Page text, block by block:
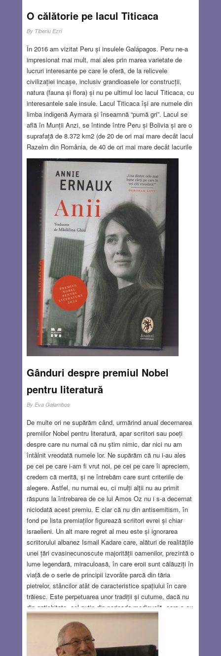
O călătorie pe lacul Titicaca
By Tiberiu Ezri
În 2016 am vizitat Peru și insulele Galápagos. Peru ne-a
impresionat mai mult, mai ales prin marea varietate de
lucruri interesante pe care le oferă, de la relicvele
civilizației incașe, inclusiv grandioasele lor construcții,
natura (fauna și flora) și nu pe ultimul loc lacul Titicaca, cu
interesantele sale insule. Lacul Titicaca își are numele din
limba indigenă Aymara și înseamnă “pumă gri”. Lacul se
află în Munții Anzi, se întinde între Peru și Bolivia și are o
suprafață de 8.372 km2 (de 20 de ori mai mare decât lacul
Razelm din România, de 40 de ori mai mare decât lacurile
Garda, Como, Maggiore din Italia și de 50 de ori mai mare
decât Marea Galileei. Are o adâncime maximă de 218 m și
se află la o altitudine de 3.812 metri. Titicaca este cel mai
înalt lac navigabil din lume. El are 41 de insule, unele
dintre ele locuite. La acestea se mai adaugă și un număr
de insule plutitoare, construite artificial. Am vizitat și noi
două dintre ele. Am ajuns în orașul Puno, de unde urma
să luăm vaporul. Înălțimea de peste 3.800 m nu ne mai
deranja, fiindcă eram deja după o săptămână de
aclimatizare în Peru. La Puno temperatura este constantă
tot timpul anului, în jur de 10-15oC și bat vânturi puternice.
Read more…
OCT 17, 2024 16 COMMENTS
Gânduri despre premiul Nobel
pentru literatură
By Eva Galambos
De multe ori ne supărăm când, urmărind anual decernarea
premiilor Nobel pentru literatură, apar scriitori sau poeți
despre care nu numai că nu știm nimic, dar nici nu am
întâlnit vreodată numele lor. Ne supărăm că nu i-au ales
pe cei pe care i-am fi vrut noi, pe cei pe care îi apreciem,
credem că merită, și ne întrebăm care sunt criteriile de
alegere. Astfel, nu numai eu, ci mulți alții nu au primit
răspuns la întrebarea de ce lui Amos Oz nu i s-a decernat
niciodată acest premiu. E clar că nu din antisemitism, în
fond pe lista premiaților figurează scriitori evrei și chiar
israelieni. Un alt mare regret al meu este și ignorarea
scriitorului albanez Ismail Kadare care, alături de realitățile
unei țări cvasinecunoscute majorității oamenilor, prezintă o
lume legendară, miraculoasă, în care eroii sunt călăuziți în
viață de o serie de principii izvorâte parcă din tăria
pietrelor, stâncilor atât de caracteristice spațiului în care
trăiesc. Este perpetuarea unor tradiții și cutume, dacă nu
din antichitate, cel puțin din perioada medievală, care s-au
păstrat, s-au regăsit chiar și în regimul socialist particular,
antisovietic, care s-a instaurat în Albania. Printre ele se
află onoarea, prietenia, respectarea cuvântului dat, chiar
dincolo de moarte. Poate de aceea în Albania evreii au